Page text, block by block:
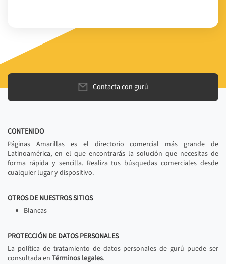
Contacta con gurú
CONTENIDO
Páginas Amarillas es el directorio comercial más grande de
Latinoamérica, en el que encontrarás la solución que necesitas de
forma rápida y sencilla. Realiza tus búsquedas comerciales desde
cualquier lugar y dispositivo.
OTROS DE NUESTROS SITIOS
Blancas
PROTECCIÓN DE DATOS PERSONALES
La política de tratamiento de datos personales de gurú puede ser
consultada en Términos legales.